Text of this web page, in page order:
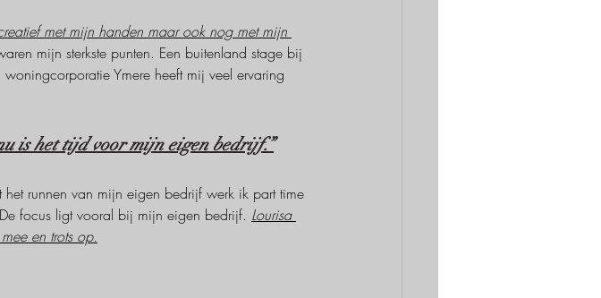
met mijn handen maar ook nog met mijn
mijn sterkste punten. Een buitenland stage bij
Ymere heeft mij veel ervaring
is het tijd voor mijn eigen bedrijf.”
runnen van mijn eigen bedrijf werk ik part time
focus ligt vooral bij mijn eigen bedrijf. Lourisa
en trots op.